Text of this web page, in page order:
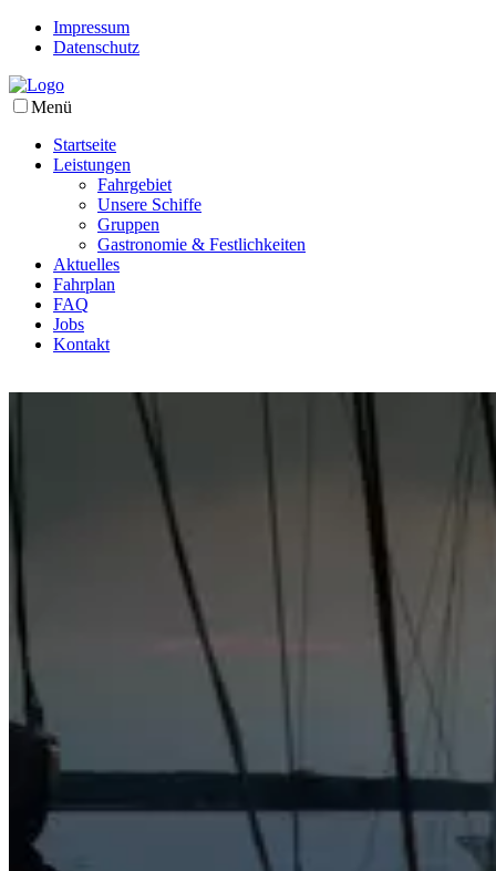
Impressum
Datenschutz
Menü
Startseite
Leistungen
Fahrgebiet
Unsere Schiffe
Gruppen
Gastronomie & Festlichkeiten
Aktuelles
Fahrplan
FAQ
Jobs
Kontakt